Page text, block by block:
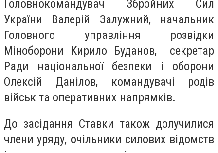
Головнокомандувач Збройних Сил
України Валерій Залужний, начальник
Головного управління розвідки
Міноборони Кирило Буданов, секретар
Ради національної безпеки і оборони
Олексій Данілов, командувачі родів
військ та оперативних напрямків.
До засідання Ставки також долучилися
члени уряду, очільники силових відомств